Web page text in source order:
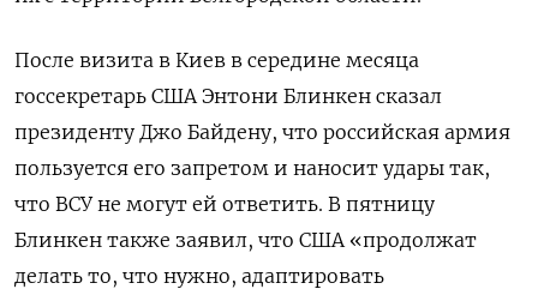
После визита в Киев в середине месяца
госсекретарь США Энтони Блинкен сказал
президенту Джо Байдену, что российская армия
пользуется его запретом и наносит удары так,
что ВСУ не могут ей ответить. В пятницу
Блинкен также заявил, что США «продолжат
делать то, что нужно, адаптировать